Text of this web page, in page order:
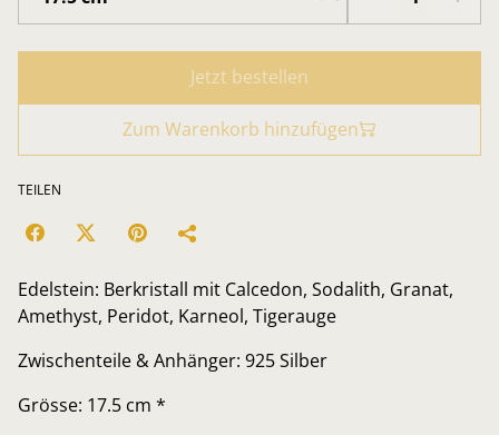
Jetzt bestellen
Zum Warenkorb hinzufügen
TEILEN
Edelstein: Berkristall mit Calcedon, Sodalith, Granat,
Amethyst, Peridot, Karneol, Tigerauge
Zwischenteile & Anhänger: 925 Silber
Grösse: 17.5 cm *